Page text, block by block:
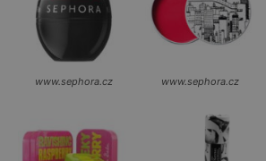
www.sephora.cz www.sephora.cz